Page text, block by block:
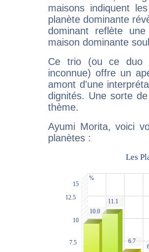
maisons indiquent
planète dominante
dominant reflète
maison dominante
Ce trio (ou ce duo
inconnue) offre un
amont d'une
dignités. Une sorte
thème.
Ayumi Morita, voici
planètes :